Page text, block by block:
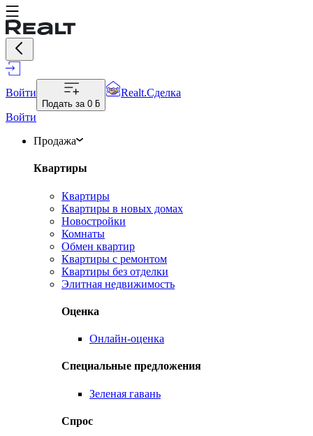
Войти
Подать за 0 ƃ
Realt.Сделка
Войти
Продажа
Квартиры
Квартиры
Квартиры в новых домах
Новостройки
Комнаты
Обмен квартир
Квартиры с ремонтом
Квартиры без отделки
Элитная недвижимость
Оценка
Онлайн-оценка
Специальные предложения
Зеленая гавань
Спрос